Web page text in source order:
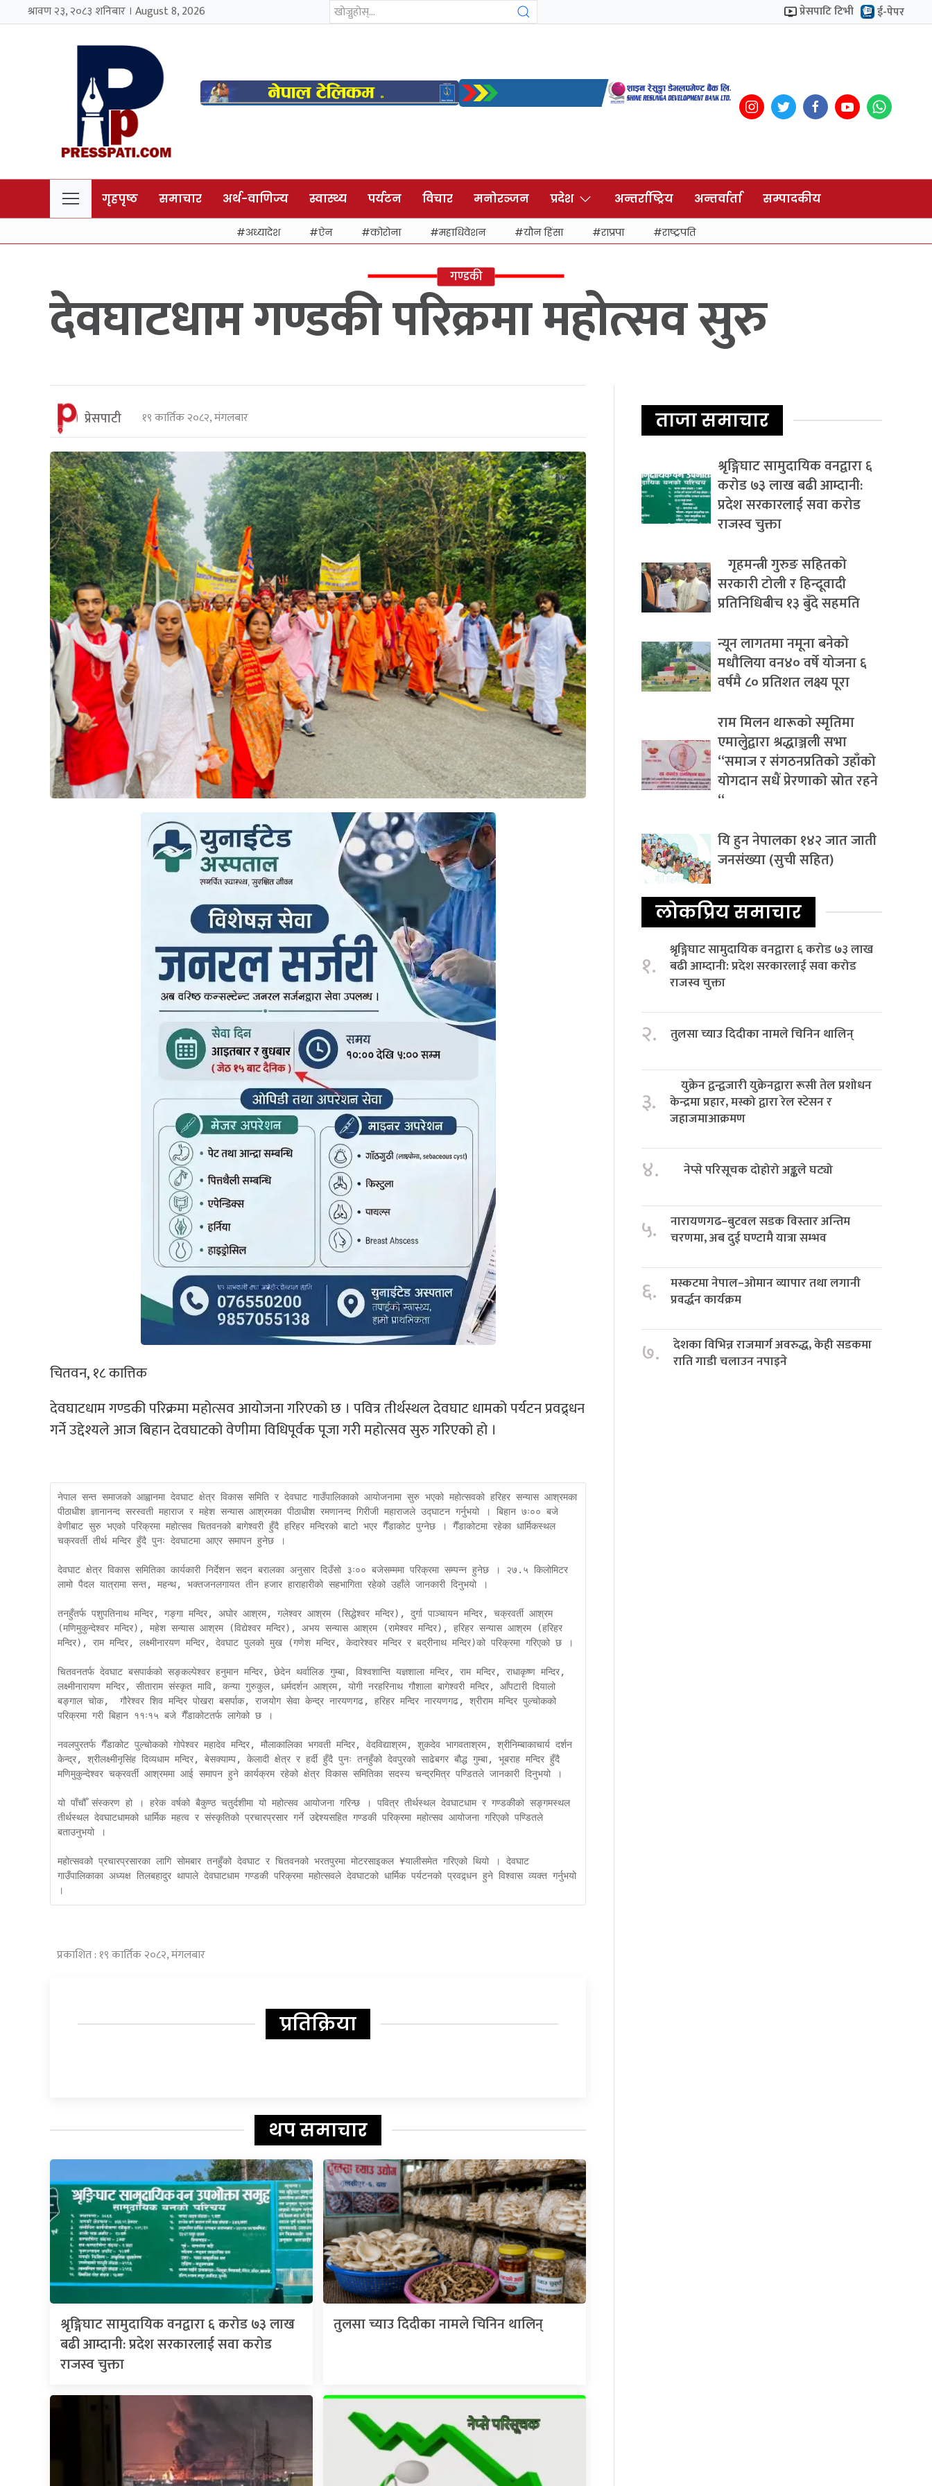
श्रावण २३, २०८३ शनिबार । August 8, 2026 प्रेसपाटि टिभी ई-पेपर
गृहपृष्ठ समाचार अर्थ-वाणिज्य स्वास्थ्य पर्यटन विचार मनोरञ्जन प्रदेश अन्तर्राष्ट्रिय अन्तर्वार्ता सम्पादकीय
अध्यादेश ऐन कोरोना महाधिवेशन यौन हिंसा राप्रपा राष्ट्रपति
गण्डकी
देवघाटधाम गण्डकी परिक्रमा महोत्सव सुरु
प्रेसपाटी १९ कार्तिक २०८२, मंगलबार
चितवन, १८ कात्तिक
देवघाटधाम गण्डकी परिक्रमा महोत्सव आयोजना गरिएको छ । पवित्र तीर्थस्थल देवघाट धामको पर्यटन प्रवद्र्धन
गर्ने उद्देश्यले आज बिहान देवघाटको वेणीमा विधिपूर्वक पूजा गरी महोत्सव सुरु गरिएको हो ।
नेपाल सन्त समाजको आह्वानमा देवघाट क्षेत्र विकास समिति र देवघाट गाउँपालिकाको आयोजनामा सुरु भएको महोत्सवको हरिहर सन्यास आश्रमका
पीठाधीश ज्ञानानन्द सरस्वती महाराज र महेश सन्यास आश्रमका पीठाधीश रमणानन्द गिरीजी महाराजले उद्घाटन गर्नुभयो । बिहान ७ः०० बजे
वेणीबाट सुरु भएको परिक्रमा महोत्सव चितवनको बागेश्वरी हुँदै हरिहर मन्दिरको बाटो भएर गैँडाकोट पुग्नेछ । गैँडाकोटमा रहेका धार्मिकस्थल
चक्रवर्ती तीर्थ मन्दिर हुँदै पुनः देवघाटमा आएर समापन हुनेछ ।
देवघाट क्षेत्र विकास समितिका कार्यकारी निर्देशन सदन बरालका अनुसार दिउँसो ३ः०० बजेसम्ममा परिक्रमा सम्पन्न हुनेछ । २७.५ किलोमिटर
लामो पैदल यात्रामा सन्त, महन्थ, भक्तजनलगायत तीन हजार हाराहारीको सहभागिता रहेको उहाँले जानकारी दिनुभयो ।
तनहुँतर्फ पशुपतिनाथ मन्दिर, गङ्गा मन्दिर, अघोर आश्रम, गलेश्वर आश्रम (सिद्धेश्वर मन्दिर), दुर्गा पाञ्चायन मन्दिर, चक्रवर्ती आश्रम
(मणिमुकुन्देश्वर मन्दिर), महेश सन्यास आश्रम (विद्येश्वर मन्दिर), अभय सन्यास आश्रम (रामेश्वर मन्दिर), हरिहर सन्यास आश्रम (हरिहर
मन्दिर), राम मन्दिर, लक्ष्मीनारयण मन्दिर, देवघाट पुलको मुख (गणेश मन्दिर, केदारेश्वर मन्दिर र बद्रीनाथ मन्दिर)को परिक्रमा गरिएको छ ।
चितवनतर्फ देवघाट बसपार्कको सङ्कल्पेश्वर हनुमान मन्दिर, छेदेन थर्वालिङ गुम्बा, विश्वशान्ति यज्ञशाला मन्दिर, राम मन्दिर, राधाकृष्ण मन्दिर,
लक्ष्मीनारायण मन्दिर, सीताराम संस्कृत मावि, कन्या गुरुकुल, धर्मदर्शन आश्रम, योगी नरहरिनाथ गौशाला बागेश्वरी मन्दिर, आँपटारी दियालो
बङ्गाल चोक,  गौरेश्वर शिव मन्दिर पोखरा बसर्पाक, राजयोग सेवा केन्द्र नारयणगढ, हरिहर मन्दिर नारयणगढ, श्रीराम मन्दिर पुल्चोकको
परिक्रमा गरी बिहान ११ः१५ बजे गैँडाकोटतर्फ लागेको छ ।
नवलपुरतर्फ गैँडाकोट पुल्चोकको गोपेश्वर महादेव मन्दिर, मौलाकालिका भगवती मन्दिर, वेदविद्याश्रम, शुकदेव भागवताश्रम, श्रीनिम्बाकाचार्य दर्शन
केन्द्र, श्रीलक्ष्मीनृसिंह दिव्यधाम मन्दिर, बेसक्याम्प, केलादी क्षेत्र र हर्दी हुँदै पुनः तनहुँको देवपुरको साढेबगर बौद्ध गुम्बा, भूबराह मन्दिर हुँदै
मणिमुकुन्देश्वर चक्रवर्ती आश्रममा आई समापन हुने कार्यक्रम रहेको क्षेत्र विकास समितिका सदस्य चन्द्रमित्र पण्डितले जानकारी दिनुभयो ।
यो पाँचौँ संस्करण हो । हरेक वर्षको बैकुण्ठ चतुर्दशीमा यो महोत्सव आयोजना गरिन्छ । पवित्र तीर्थस्थल देवघाटधाम र गण्डकीको सङ्गमस्थल
तीर्थस्थल देवघाटधामको धार्मिक महत्व र संस्कृतिको प्रचारप्रसार गर्ने उद्देश्यसहित गण्डकी परिक्रमा महोत्सव आयोजना गरिएको पण्डितले
बताउनुभयो ।
महोत्सवको प्रचारप्रसारका लागि सोमबार तनहुँको देवघाट र चितवनको भरतपुरमा मोटरसाइकल ¥यालीसमेत गरिएको थियो । देवघाट
गाउँपालिकाका अध्यक्ष तिलबहादुर थापाले देवघाटधाम गण्डकी परिक्रमा महोत्सवले देवघाटको धार्मिक पर्यटनको प्रवद्र्धन हुने विश्वास व्यक्त गर्नुभयो
।
प्रकाशित : १९ कार्तिक २०८२, मंगलबार
प्रतिक्रिया
थप समाचार
श्रृङ्गिघाट सामुदायिक वनद्वारा ६ करोड ७३ लाख
बढी आम्दानी: प्रदेश सरकारलाई सवा करोड
राजस्व चुक्ता
तुलसा च्याउ दिदीका नामले चिनिन थालिन्
ताजा समाचार
श्रृङ्गिघाट सामुदायिक वनद्वारा ६
करोड ७३ लाख बढी आम्दानी:
प्रदेश सरकारलाई सवा करोड
राजस्व चुक्ता
गृहमन्त्री गुरुङ सहितको
सरकारी टोली र हिन्दूवादी
प्रतिनिधिबीच १३ बुँदे सहमति
न्यून लागतमा नमूना बनेको
मधौलिया वन४० वर्षे योजना ६
वर्षमै ८० प्रतिशत लक्ष्य पूरा
राम मिलन थारूको स्मृतिमा
एमालेुद्वारा श्रद्धाञ्जली सभा
“समाज र संगठनप्रतिको उहाँको
योगदान सधैं प्रेरणाको स्रोत रहने
“
यि हुन नेपालका १४२ जात जाती
जनसंख्या (सुची सहित)
लोकप्रिय समाचार
१.
श्रृङ्गिघाट सामुदायिक वनद्वारा ६ करोड ७३ लाख
बढी आम्दानी: प्रदेश सरकारलाई सवा करोड
राजस्व चुक्ता
२. तुलसा च्याउ दिदीका नामले चिनिन थालिन्
३.
युक्रेन द्वन्द्वजारी युक्रेनद्वारा रूसी तेल प्रशोधन
केन्द्रमा प्रहार, मस्को द्वारा रेल स्टेसन र
जहाजमाआक्रमण
४. नेप्से परिसूचक दोहोरो अङ्कले घट्यो
५.
नारायणगढ–बुटवल सडक विस्तार अन्तिम
चरणमा, अब दुई घण्टामै यात्रा सम्भव
६.
मस्कटमा नेपाल–ओमान व्यापार तथा लगानी
प्रवर्द्धन कार्यक्रम
७.
देशका विभिन्न राजमार्ग अवरुद्ध, केही सडकमा
राति गाडी चलाउन नपाइने